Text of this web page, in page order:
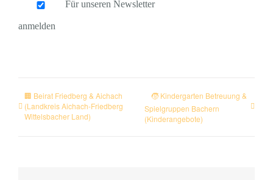
Für unseren Newsletter
anmelden
🏢 Beirat Friedberg & Aichach
(Landkreis Aichach-Friedberg
Wittelsbacher Land)
🧒 Kindergarten Betreuung &
Spielgruppen Bachern
(Kinderangebote)